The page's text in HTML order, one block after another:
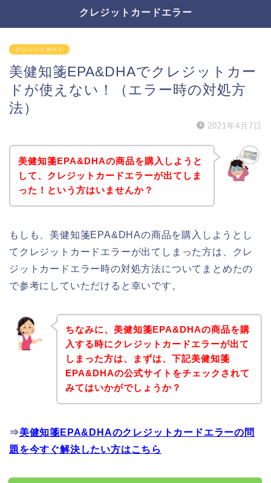
クレジットカードエラー
クレジットカード
美健知箋EPA&DHAでクレジットカー
ドが使えない！（エラー時の対処方
法）
2021年4月7日
美健知箋EPA&DHAの商品を購入しようと
して、クレジットカードエラーが出てしま
った！という方はいませんか？
もしも、美健知箋EPA&DHAの商品を購入しようとし
てクレジットカードエラーが出てしまった方は、クレ
ジットカードエラー時の対処方法についてまとめたの
で参考にしていただけると幸いです。
ちなみに、美健知箋EPA&DHAの商品を購
入する時にクレジットカードエラーが出て
しまった方は、まずは、下記美健知箋
EPA&DHAの公式サイトをチェックされて
みてはいかがでしょうか？
⇒美健知箋EPA&DHAのクレジットカードエラーの問
題を今すぐ解決したい方はこちら